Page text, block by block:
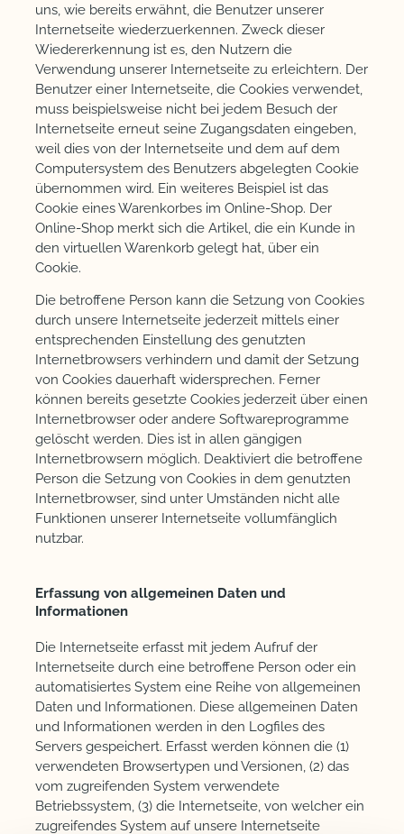
uns, wie bereits erwähnt, die Benutzer unserer
Internetseite wiederzuerkennen. Zweck dieser
Wiedererkennung ist es, den Nutzern die
Verwendung unserer Internetseite zu erleichtern. Der
Benutzer einer Internetseite, die Cookies verwendet,
muss beispielsweise nicht bei jedem Besuch der
Internetseite erneut seine Zugangsdaten eingeben,
weil dies von der Internetseite und dem auf dem
Computersystem des Benutzers abgelegten Cookie
übernommen wird. Ein weiteres Beispiel ist das
Cookie eines Warenkorbes im Online-Shop. Der
Online-Shop merkt sich die Artikel, die ein Kunde in
den virtuellen Warenkorb gelegt hat, über ein
Cookie.
Die betroffene Person kann die Setzung von Cookies
durch unsere Internetseite jederzeit mittels einer
entsprechenden Einstellung des genutzten
Internetbrowsers verhindern und damit der Setzung
von Cookies dauerhaft widersprechen. Ferner
können bereits gesetzte Cookies jederzeit über einen
Internetbrowser oder andere Softwareprogramme
gelöscht werden. Dies ist in allen gängigen
Internetbrowsern möglich. Deaktiviert die betroffene
Person die Setzung von Cookies in dem genutzten
Internetbrowser, sind unter Umständen nicht alle
Funktionen unserer Internetseite vollumfänglich
nutzbar.
Erfassung von allgemeinen Daten und
Informationen
Die Internetseite erfasst mit jedem Aufruf der
Internetseite durch eine betroffene Person oder ein
automatisiertes System eine Reihe von allgemeinen
Daten und Informationen. Diese allgemeinen Daten
und Informationen werden in den Logfiles des
Servers gespeichert. Erfasst werden können die (1)
verwendeten Browsertypen und Versionen, (2) das
vom zugreifenden System verwendete
Betriebssystem, (3) die Internetseite, von welcher ein
zugreifendes System auf unsere Internetseite